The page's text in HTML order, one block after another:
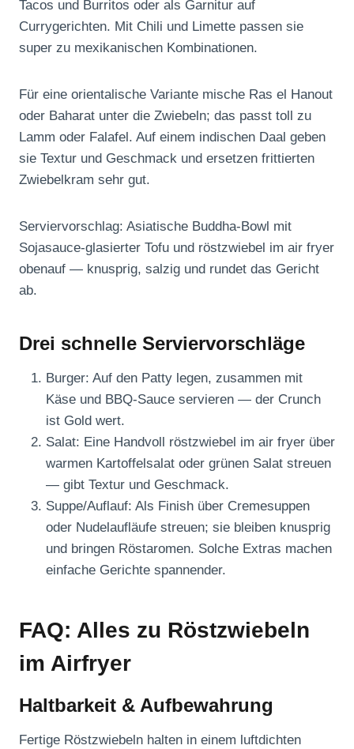
Tacos und Burritos oder als Garnitur auf
Currygerichten. Mit Chili und Limette passen sie
super zu mexikanischen Kombinationen.
Für eine orientalische Variante mische Ras el Hanout
oder Baharat unter die Zwiebeln; das passt toll zu
Lamm oder Falafel. Auf einem indischen Daal geben
sie Textur und Geschmack und ersetzen frittierten
Zwiebelkram sehr gut.
Serviervorschlag: Asiatische Buddha-Bowl mit
Sojasauce-glasierter Tofu und röstzwiebel im air fryer
obenauf — knusprig, salzig und rundet das Gericht
ab.
Drei schnelle Serviervorschläge
Burger: Auf den Patty legen, zusammen mit
Käse und BBQ-Sauce servieren — der Crunch
ist Gold wert.
Salat: Eine Handvoll röstzwiebel im air fryer über
warmen Kartoffelsalat oder grünen Salat streuen
— gibt Textur und Geschmack.
Suppe/Auflauf: Als Finish über Cremesuppen
oder Nudelaufläufe streuen; sie bleiben knusprig
und bringen Röstaromen. Solche Extras machen
einfache Gerichte spannender.
FAQ: Alles zu Röstzwiebeln
im Airfryer
Haltbarkeit & Aufbewahrung
Fertige Röstzwiebeln halten in einem luftdichten